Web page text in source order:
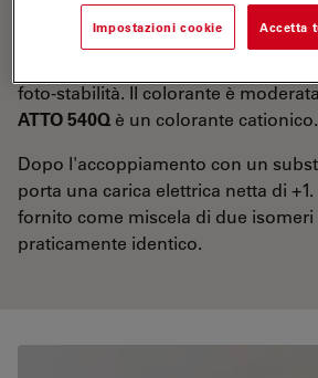
(accettore di energia nel processo
caratteristiche distintive del
foto‑stabilità. Il colorante è
ATTO 540Q è un colorante cationico.
Dopo l'accoppiamento con un
porta una carica elettrica netta di +1.
fornito come miscela di due
praticamente identico.
Impostazioni cookie Accetta